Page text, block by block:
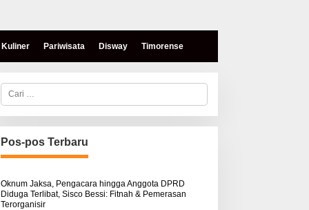
Kuliner Pariwisata Disway Timorense
Mokris Lay Salurkan
Warga Airnona
Hukum Kasus Sebastian
Bokol Sarat Rekayasa
C
r
i
u
n
u
:
Pos-pos Terbaru
Oknum Jaksa, Pengacara hingga Anggota DPRD
Diduga Terlibat, Sisco Bessi: Fitnah & Pemerasan
Terorganisir